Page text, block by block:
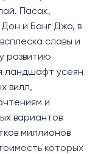
идеальным
стиль и
из которых
каждая с
и столовой
кухней.
бассейн и
Пасак,
и Банг Джо, в
славы и
развитию
ландшафт усеян
вилл,
и
вариантов
миллионов
которых